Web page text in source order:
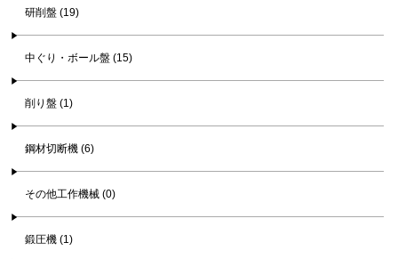
研削盤 (19)
中ぐり・ボール盤 (15)
削り盤 (1)
鋼材切断機 (6)
その他工作機械 (0)
鍛圧機 (1)